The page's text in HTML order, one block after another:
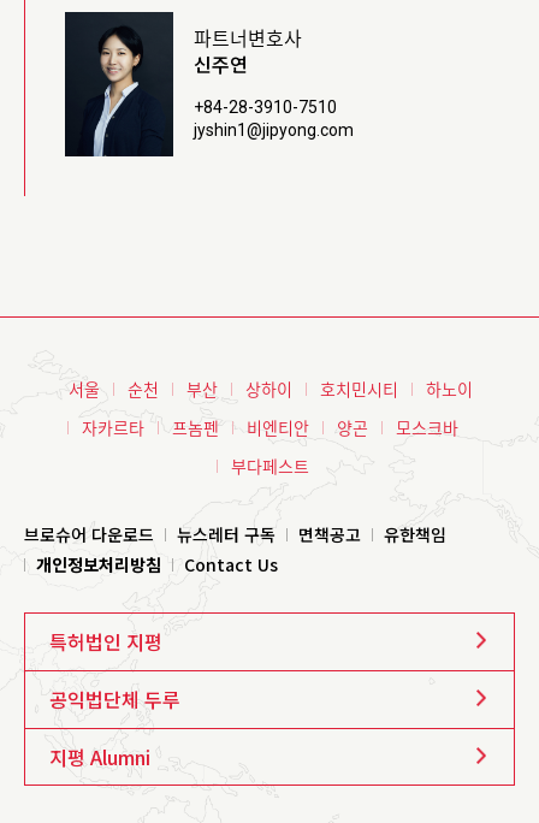
파트너변호사
신주연
+84-28-3910-7510
jyshin1@jipyong.com
서울 순천 부산 상하이 호치민시티
하노이
자카르타
프놈펜 비엔티안 양곤
모스크바
부다페스트
브로슈어 다운로드 뉴스레터 구독 면책공고
유한책임
개인정보처리방침
Contact Us
특허법인 지평
공익법단체 두루
지평 Alumni